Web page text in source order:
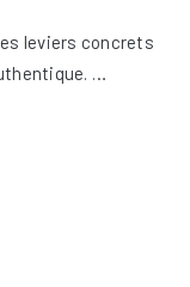
leviers concrets
…